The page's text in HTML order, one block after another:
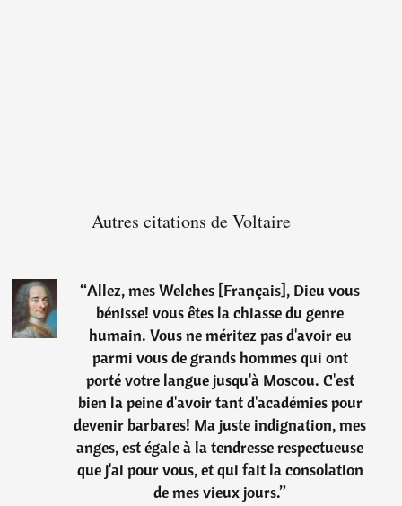
Autres citations de Voltaire
“Allez, mes Welches [Français], Dieu vous
bénisse! vous êtes la chiasse du genre
humain. Vous ne méritez pas d'avoir eu
parmi vous de grands hommes qui ont
porté votre langue jusqu'à Moscou. C'est
bien la peine d'avoir tant d'académies pour
devenir barbares! Ma juste indignation, mes
anges, est égale à la tendresse respectueuse
que j'ai pour vous, et qui fait la consolation
de mes vieux jours.”